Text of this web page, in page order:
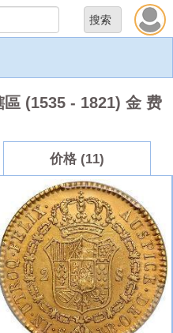
(1535 - 1821) 金 费
价格 (11)